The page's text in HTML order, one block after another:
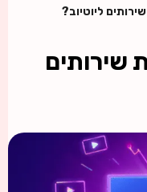
ליוטיוב?
שירותים